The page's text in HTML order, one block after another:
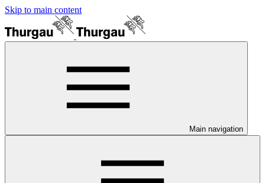
Skip to main content
Main navigation